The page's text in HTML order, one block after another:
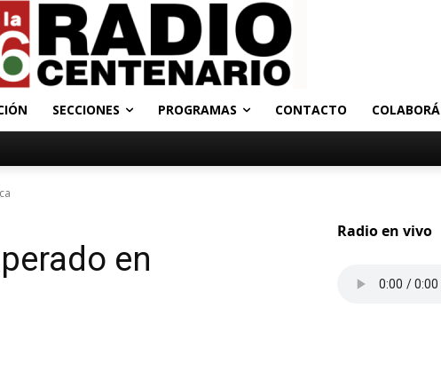
SECCIONES PROGRAMAS CONTACTO COLABORÁ
en
Radio en vivo